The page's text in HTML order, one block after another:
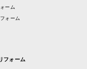
ーム
ォーム
フォーム